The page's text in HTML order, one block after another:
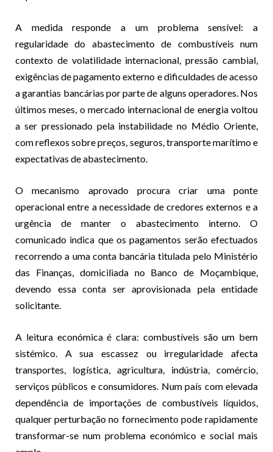
A medida responde a um problema sensível: a
regularidade do abastecimento de combustíveis num
contexto de volatilidade internacional, pressão cambial,
exigências de pagamento externo e dificuldades de acesso
a garantias bancárias por parte de alguns operadores. Nos
últimos meses, o mercado internacional de energia voltou
a ser pressionado pela instabilidade no Médio Oriente,
com reflexos sobre preços, seguros, transporte marítimo e
expectativas de abastecimento.
O mecanismo aprovado procura criar uma ponte
operacional entre a necessidade de credores externos e a
urgência de manter o abastecimento interno. O
comunicado indica que os pagamentos serão efectuados
recorrendo a uma conta bancária titulada pelo Ministério
das Finanças, domiciliada no Banco de Moçambique,
devendo essa conta ser aprovisionada pela entidade
solicitante.
A leitura económica é clara: combustíveis são um bem
sistémico. A sua escassez ou irregularidade afecta
transportes, logística, agricultura, indústria, comércio,
serviços públicos e consumidores. Num país com elevada
dependência de importações de combustíveis líquidos,
qualquer perturbação no fornecimento pode rapidamente
transformar-se num problema económico e social mais